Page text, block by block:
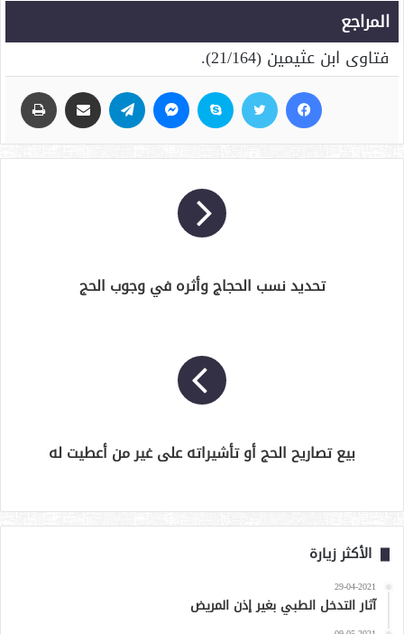
المراجع
فتاوى ابن عثيمين (21/164).
تحديد نسب الحجاج وأثره في وجوب الحج
بيع تصاريح الحج أو تأشيراته على غير من أعطيت له
الأكثر زيارة
29-04-2021
آثار التدخل الطبي بغير إذن المريض